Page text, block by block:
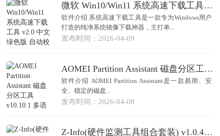
微软 Win10/Win11 系统高速下载工具 v2.0 中文绿色版 自动校验版
软件介绍 系统高速下载工具是一款专为Windows用户
打造的纯净系统镜像下载神器，主打单...
发布时间：2026-04-09
AOMEI Partition Assistant 磁盘分区工具 v10.10.1 多语绿色便携版
软件介绍 AOMEI Partition Assistant是一款易用、安
全、稳定的磁盘...
发布时间：2026-04-08
Z-Info(硬件监测工具组合套装) v1.0.45.60 多语便携版